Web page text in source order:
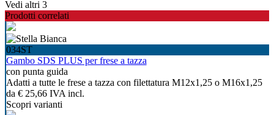
Vedi altri 3
Prodotti correlati
034ST
Gambo SDS PLUS per frese a tazza
con punta guida
Adatti a tutte le frese a tazza con filettatura M12x1,25 o M16x1,25
da € 25,66 IVA incl.
Scopri varianti